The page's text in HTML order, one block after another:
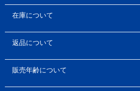
在庫について
返品について
販売年齢について